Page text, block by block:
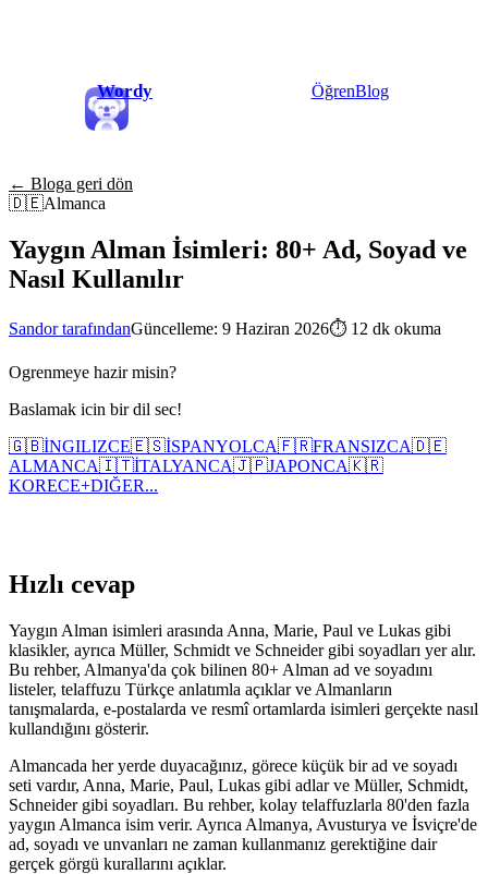
Wordy ÖğrenBlog
← Bloga geri dön
🇩🇪Almanca
Yaygın Alman İsimleri: 80+ Ad, Soyad ve
Nasıl Kullanılır
Sandor tarafındanGüncelleme: 9 Haziran 2026⏱ 12 dk okuma
Ogrenmeye hazir misin?
Baslamak icin bir dil sec!
🇬🇧İNGILIZCE🇪🇸İSPANYOLCA🇫🇷FRANSIZCA🇩🇪
ALMANCA🇮🇹İTALYANCA🇯🇵JAPONCA🇰🇷
KORECE+DIĞER...
Hızlı cevap
Yaygın Alman isimleri arasında Anna, Marie, Paul ve Lukas gibi
klasikler, ayrıca Müller, Schmidt ve Schneider gibi soyadları yer alır.
Bu rehber, Almanya'da çok bilinen 80+ Alman ad ve soyadını
listeler, telaffuzu Türkçe anlatımla açıklar ve Almanların
tanışmalarda, e-postalarda ve resmî ortamlarda isimleri gerçekte nasıl
kullandığını gösterir.
Almancada her yerde duyacağınız, görece küçük bir ad ve soyadı
seti vardır, Anna, Marie, Paul, Lukas gibi adlar ve Müller, Schmidt,
Schneider gibi soyadları. Bu rehber, kolay telaffuzlarla 80'den fazla
yaygın Almanca isim verir. Ayrıca Almanya, Avusturya ve İsviçre'de
ad, soyadı ve unvanları ne zaman kullanmanız gerektiğine dair
gerçek görgü kurallarını açıklar.